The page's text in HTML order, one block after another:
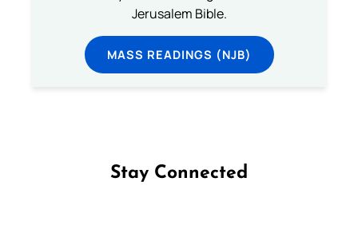
Jerusalem Bible.
MASS READINGS (NJB)
Stay Connected